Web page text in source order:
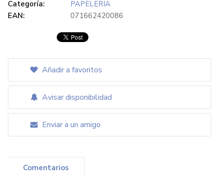
Categoría:
PAPELERIA
EAN:
071662420086
Añadir a favoritos
Avisar disponibilidad
Enviar a un amigo
Comentarios